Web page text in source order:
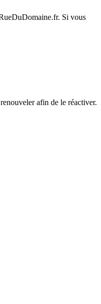
Si vous
afin de le réactiver.